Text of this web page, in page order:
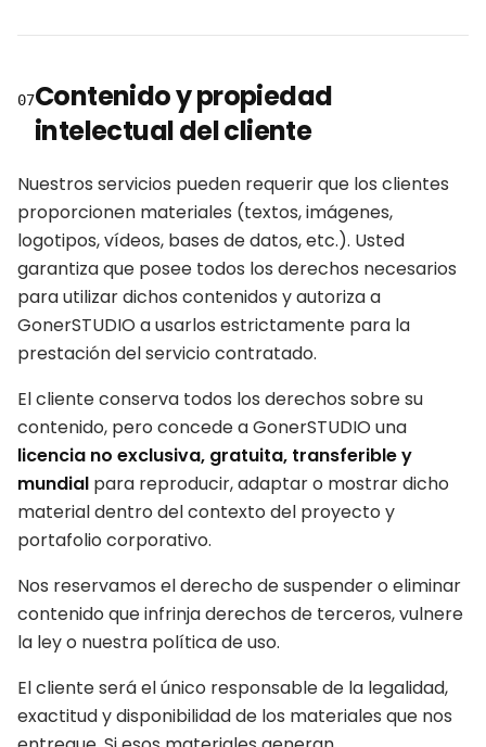
07Contenido y propiedad
intelectual del cliente
Nuestros servicios pueden requerir que los clientes
proporcionen materiales (textos, imágenes,
logotipos, vídeos, bases de datos, etc.). Usted
garantiza que posee todos los derechos necesarios
para utilizar dichos contenidos y autoriza a
GonerSTUDIO a usarlos estrictamente para la
prestación del servicio contratado.
El cliente conserva todos los derechos sobre su
contenido, pero concede a GonerSTUDIO una
licencia no exclusiva, gratuita, transferible y
mundial para reproducir, adaptar o mostrar dicho
material dentro del contexto del proyecto y
portafolio corporativo.
Nos reservamos el derecho de suspender o eliminar
contenido que infrinja derechos de terceros, vulnere
la ley o nuestra política de uso.
El cliente será el único responsable de la legalidad,
exactitud y disponibilidad de los materiales que nos